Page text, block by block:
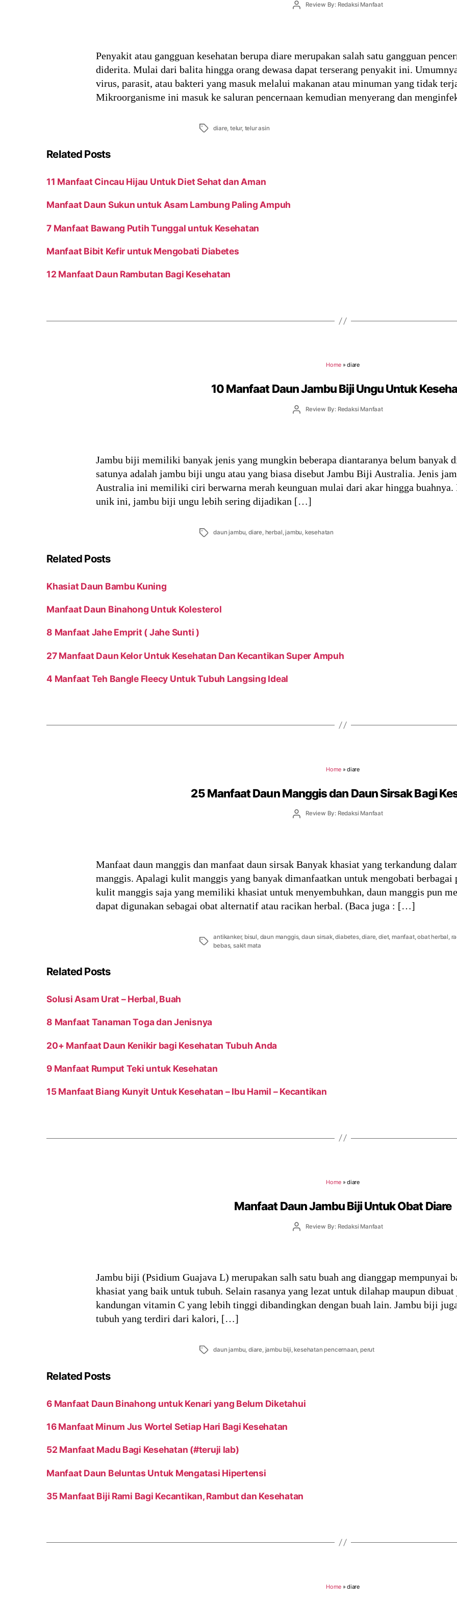
PostReview By: Redaksi Manfaat
Penyakit atau gangguan kesehatan berupa diare merupakan salah satu gangguan
diderita. Mulai dari balita hingga orang dewasa dapat terserang penyakit ini.
virus, parasit, atau bakteri yang masuk melalui makanan atau minuman yang tidak
Mikroorganisme ini masuk ke saluran pencernaan kemudian menyerang dan
Tags diare,telur, telur asin
Related Posts
11 Manfaat Cincau Hijau Untuk Diet Sehat dan Aman
Manfaat Daun Sukun untuk Asam Lambung Paling Ampuh
7 Manfaat Bawang Putih Tunggal untuk Kesehatan
Manfaat Bibit Kefir untuk Mengobati Diabetes
12 Manfaat Daun Rambutan Bagi Kesehatan
Home »diare
10 Manfaat Daun Jambu Biji Ungu Untuk
PostReview By: Redaksi Manfaat
Jambu biji memiliki banyak jenis yang mungkin beberapa diantaranya belum banyak
satunya adalah jambu biji ungu atau yang biasa disebut Jambu Biji Australia. Jenis
Australia ini memiliki ciri berwarna merah keunguan mulai dari akar hingga buahnya.
unik ini, jambu biji ungu lebih sering dijadikan […]
Tags daun jambu,diare, herbal, jambu, kesehatan
Related Posts
Khasiat Daun Bambu Kuning
Manfaat Daun Binahong Untuk Kolesterol
8 Manfaat Jahe Emprit ( Jahe Sunti )
27 Manfaat Daun Kelor Untuk Kesehatan Dan Kecantikan Super Ampuh
4 Manfaat Teh Bangle Fleecy Untuk Tubuh Langsing Ideal
Home »diare
25 Manfaat Daun Manggis dan Daun Sirsak Bagi
PostReview By: Redaksi Manfaat
Manfaat daun manggis dan manfaat daun sirsak Banyak khasiat yang terkandung
manggis. Apalagi kulit manggis yang banyak dimanfaatkan untuk mengobati
kulit manggis saja yang memiliki khasiat untuk menyembuhkan, daun manggis pun
dapat digunakan sebagai obat alternatif atau racikan herbal. (Baca juga : […]
Tags
antikanker, bisul daun manggis, daun sirsak,diabetes,diare,diet, manfaat,obat herbal
bebas,sakit mata
Related Posts
Solusi Asam Urat – Herbal, Buah
8 Manfaat Tanaman Toga dan Jenisnya
20+ Manfaat Daun Kenikir bagi Kesehatan Tubuh Anda
9 Manfaat Rumput Teki untuk Kesehatan
15 Manfaat Biang Kunyit Untuk Kesehatan – Ibu Hamil – Kecantikan
Home »diare
Manfaat Daun Jambu Biji Untuk Obat Diare
PostReview By: Redaksi Manfaat
Jambu biji (Psidium Guajava L) merupakan salh satu buah ang dianggap mempunyai
khasiat yang baik untuk tubuh. Selain rasanya yang lezat untuk dilahap maupun
kandungan vitamin C yang lebih tinggi dibandingkan dengan buah lain. Jambu biji
tubuh yang terdiri dari kalori, […]
Tags daun jambu,diare, jambu biji, kesehatan pencernaan,perut
Related Posts
6 Manfaat Daun Binahong untuk Kenari yang Belum Diketahui
16 Manfaat Minum Jus Wortel Setiap Hari Bagi Kesehatan
52 Manfaat Madu Bagi Kesehatan (#teruji lab)
Manfaat Daun Beluntas Untuk Mengatasi Hipertensi
35 Manfaat Biji Rami Bagi Kecantikan, Rambut dan Kesehatan
Home »diare